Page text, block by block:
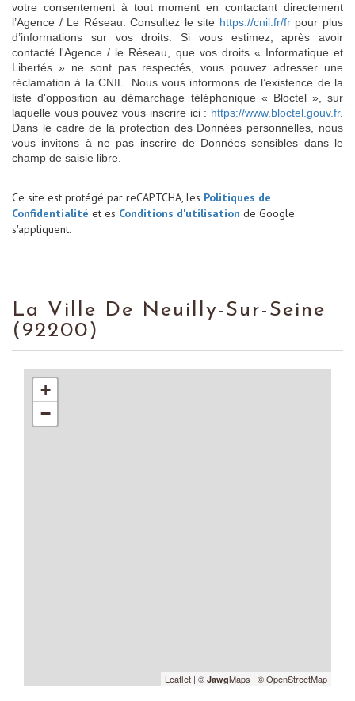
votre consentement à tout moment en contactant directement
l’Agence / Le Réseau. Consultez le site https://cnil.fr/frpour plus
d’informations sur vos droits. Si vous estimez, après avoir
contacté l'Agence / le Réseau, que vos droits « Informatique et
Libertés » ne sont pas respectés, vous pouvez adresser une
réclamation à la CNIL. Nous vous informons de l’existence de la
liste d'opposition au démarchage téléphonique « Bloctel », sur
laquelle vous pouvez vous inscrire ici : https://www.bloctel.gouv.fr.
Dans le cadre de la protection des Données personnelles, nous
vous invitons à ne pas inscrire de Données sensibles dans le
champ de saisie libre.
Ce site est protégé par reCAPTCHA, les Politiques de
Confidentialité et es Conditions d'utilisation de Google
s'appliquent.
La Ville De Neuilly-Sur-Seine
(92200)
+
−
Leaflet | © JawgMaps | © OpenStreetMap